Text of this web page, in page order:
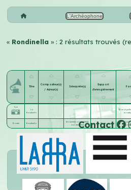
L'Archéophone
« Rondinella» : 2 résultats trouvés
Titre
Compositeur(s)
/ Auteur(s)
Interprète(s)
Support
d'enregistrement
Voir
La
Rondinella
12 cm aiguille
Écouter Rondinella
Anonyme(s) ou interprète(s)
non identifié(s)
Disque
12 cm
Contact